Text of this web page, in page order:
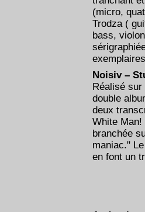
(micro,
Trodza (
bass,
Noisiv –
Réalisé
double
deux
White Man!
branchée
maniac."
en font un